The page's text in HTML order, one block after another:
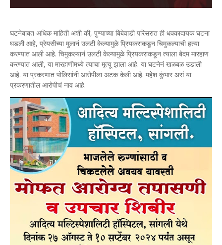
घटनेबाबत अधिक माहिती अशी की, पुण्याच्या बिबेवाडी परिसरात ही धक्कादायक घटना
घडली आहे, प्रेयसीच्या मुलानं उलटी केल्यामुळे प्रियकराकडून चिमुकल्याची हत्या
करण्यात आली आहे. चिमुकल्यानं उलटी केल्यामुळे प्रियकराकडून त्याला बेदम मारहाण
करण्यात आली, या मारहाणीमध्ये त्याचा मृत्यू झाला आहे. या घटनेनं खळबळ उडाली
आहे. या प्रकरणात पोलिसांनी आरोपीला अटक केली आहे. महेश कुंभार असं या
प्रकरणातील आरोपीचं नाव आहे.